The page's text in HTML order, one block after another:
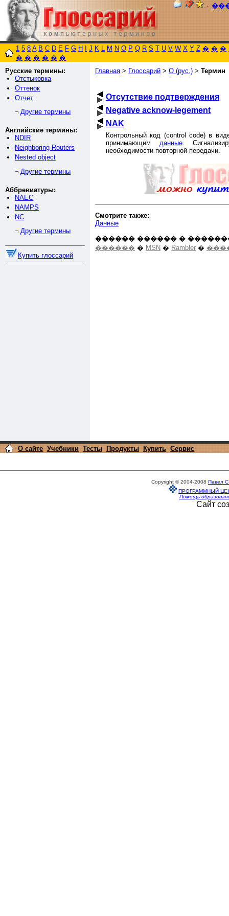
٠
1 5 8 A B C D E F G H J K L M N O P Q R S T U V W X Y Z � � �
� � � � � �
Русские термины:
Отстыковка
Оттенок
Отчет
¬ Другие термины
Английские термины:
NDIR
Neighboring Routers
Nested object
¬ Другие термины
Аббревиатуры:
NAEC
NAMPS
NC
¬ Другие термины
Купить глоссарий
Главная > Глоссарий > О (рус.) > Термин
Отсутствие подтверждения
Negative acknow-legement
NAK
Контрольный код (control code) в
принимающим данные.
необходимости повторной передачи.
Смотрите также:
Данные
������ ������ �
������ � MSN � Rambler �
О сайте Учебники Тесты Продукты Купить Сервис
Copyright © 2004-2008 Павел
ПРОГРАММНЫЙ
Помощь
Сайт